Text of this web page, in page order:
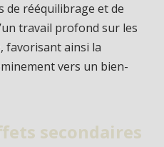
de rééquilibrage et de
travail profond sur les
favorisant ainsi la
vers un bien-
secondaires